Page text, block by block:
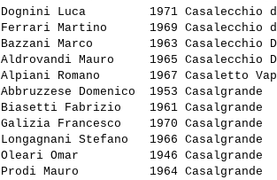
Dognini Luca
1971
Ferrari Martino
1969
Bazzani Marco
1963
Aldrovandi Mauro
1965
Alpiani Romano
1967 Casaletto
Abbruzzese Domenico
1953
Biasetti Fabrizio
1961
Galizia Francesco
1970
Longagnani Stefano
1966
Oleari Omar
1946
Prodi Mauro
1964